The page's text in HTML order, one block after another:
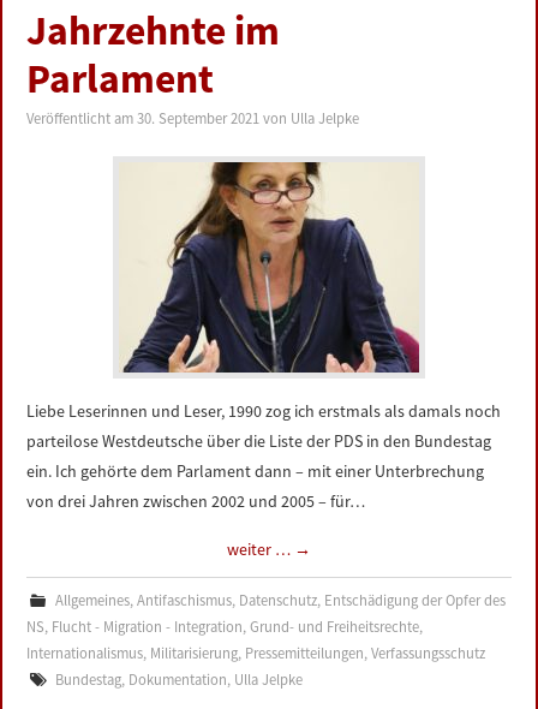
DATENSCHUTZERKLÄRUNG
IMPRESSUM
Jahrzehnte im
Parlament
Veröffentlicht am30. September 2021 von Ulla Jelpke
Liebe Leserinnen und Leser, 1990 zog ich erstmals als damals noch
parteilose Westdeutsche über die Liste der PDS in den Bundestag
ein. Ich gehörte dem Parlament dann – mit einer Unterbrechung
von drei Jahren zwischen 2002 und 2005 – für…
weiter … →
Allgemeines, Antifaschismus, Datenschutz, Entschädigung der Opfer des
NS, Flucht - Migration - Integration,Grund- und Freiheitsrechte,
Internationalismus, Militarisierung, Pressemitteilungen,Verfassungsschutz
Bundestag, Dokumentation, Ulla Jelpke